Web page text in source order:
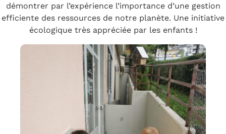
démontrer par l’expérience l’importance d’une gestion
efficiente des ressources de notre planète. Une initiative
écologique très appréciée par les enfants !